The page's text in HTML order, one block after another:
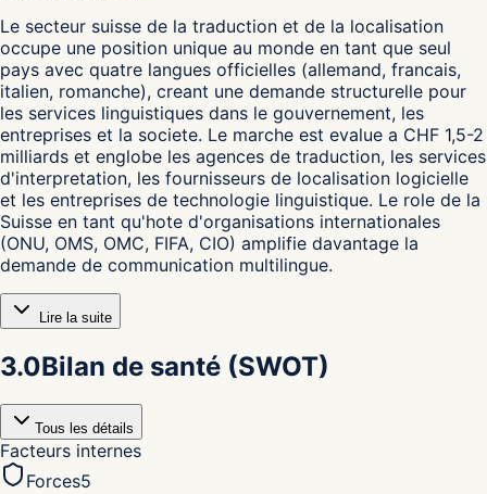
Le secteur suisse de la traduction et de la localisation
occupe une position unique au monde en tant que seul
pays avec quatre langues officielles (allemand, francais,
italien, romanche), creant une demande structurelle pour
les services linguistiques dans le gouvernement, les
entreprises et la societe. Le marche est evalue a CHF 1,5-2
milliards et englobe les agences de traduction, les services
d'interpretation, les fournisseurs de localisation logicielle
et les entreprises de technologie linguistique. Le role de la
Suisse en tant qu'hote d'organisations internationales
(ONU, OMS, OMC, FIFA, CIO) amplifie davantage la
demande de communication multilingue.
Lire la suite
3.0Bilan de santé (SWOT)
Tous les détails
Facteurs internes
Forces5